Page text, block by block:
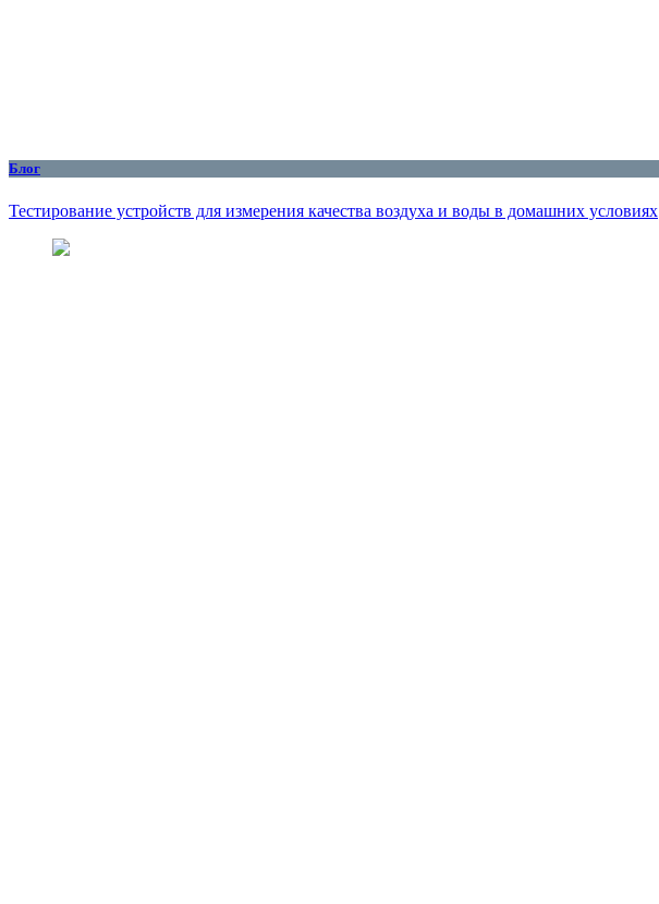
Блог
Тестирование устройств для измерения качества воздуха и воды в домашних условиях